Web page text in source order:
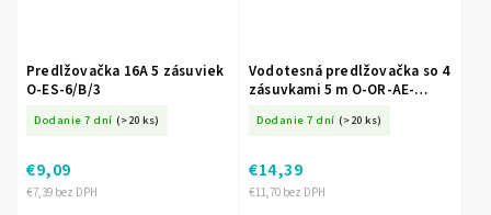
Predlžovačka 16A 5 zásuviek
O-ES-6/B/3
Dodanie 7 dní (>20 ks)
€7,39 bez DPH
€9,09
Vodotesná predlžovačka so 4
zásuvkami 5 m O-OR-AE-
Dodanie 7 dní (>20 ks)
€11,70 bez DPH
€14,39